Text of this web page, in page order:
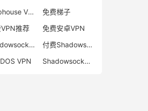
Clubhouse VPN
免费梯子
推荐
免费安卓VPN
Shadowsocks 服务器
付费Shadowsocks推荐
VPN Shadowsocks 节点哪里买